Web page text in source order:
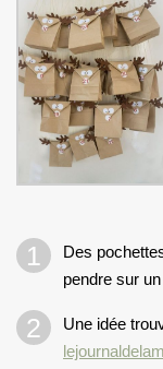
Des
pendre sur
Une idée